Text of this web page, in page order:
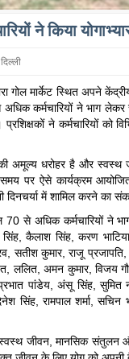
ने किया
गोल मार्केट स्थित अपने
कर्मचारियों ने भाग लेकर
ने कर्मचारियों को
अमूल्य धरोहर है और स्वस्थ
पर ऐसे कार्यक्रम
दिनचर्या में शामिल करने का
से अधिक कर्मचारियों ने
कैलाश सिंह, करण
सतीश कुमार, राजू
अमन कुमार, विजय
पांडेय, अंसू सिंह, सुमित
सिंह, रामपाल शर्मा,
जीवन, मानसिक संतुलन